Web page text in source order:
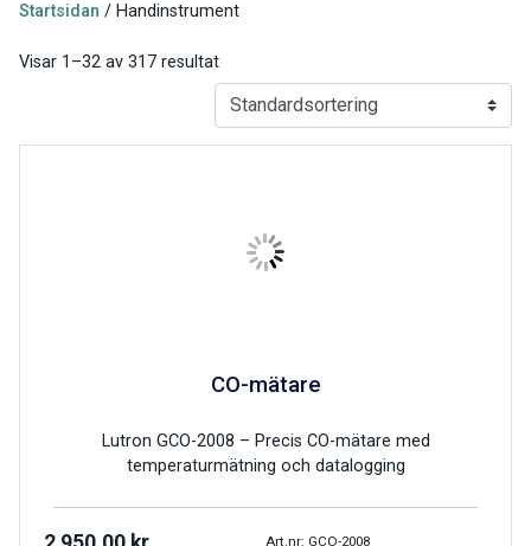
Startsidan / Handinstrument
Visar 1–32 av 317 resultat
CO-mätare
Lutron GCO-2008 – Precis CO-mätare med
temperaturmätning och datalogging
Art.nr: GCO-2008